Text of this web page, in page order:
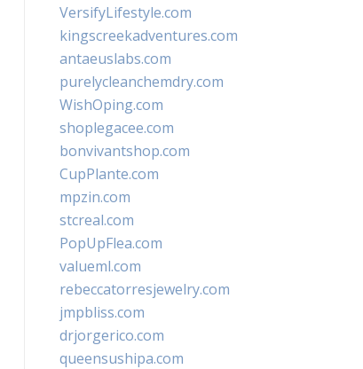
VersifyLifestyle.com
kingscreekadventures.com
antaeuslabs.com
purelycleanchemdry.com
WishOping.com
shoplegacee.com
bonvivantshop.com
CupPlante.com
mpzin.com
stcreal.com
PopUpFlea.com
valueml.com
rebeccatorresjewelry.com
jmpbliss.com
drjorgerico.com
queensushipa.com